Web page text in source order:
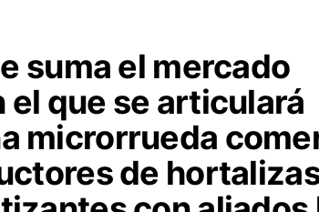
suma el mercado
el que se articulará
microrrueda
de